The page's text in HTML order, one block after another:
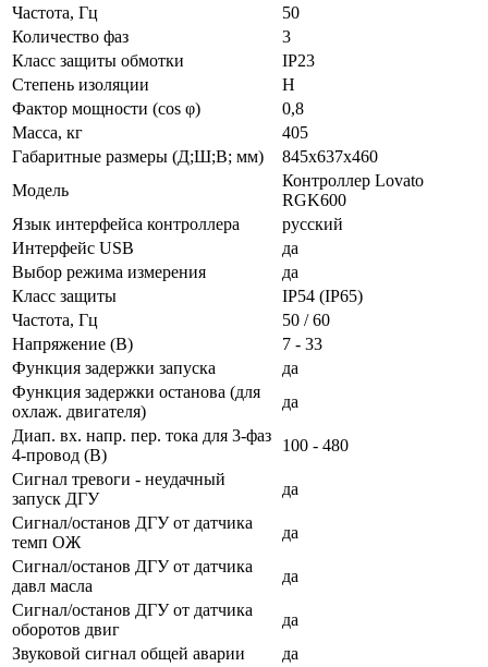
Частота, Гц
50
Количество фаз
3
Класс защиты обмотки
IP23
Степень изоляции
Н
Фактор мощности (cos φ)
0,8
Масса, кг
405
Габаритные размеры (Д;Ш;В; мм)
845х637х460
Модель
Контроллер Lovato
RGK600
Язык интерфейса контроллера
русский
Интерфейс USB
да
Выбор режима измерения
да
Класс защиты
IP54 (IP65)
Частота, Гц
50 / 60
Напряжение (В)
7 - 33
Функция задержки запуска
да
Функция задержки останова (для
охлаж. двигателя)
да
Диап. вх. напр. пер. тока для 3-фаз
4-провод (В)
100 - 480
Сигнал тревоги - неудачный
запуск ДГУ
да
Сигнал/останов ДГУ от датчика
темп ОЖ
да
Сигнал/останов ДГУ от датчика
давл масла
да
Сигнал/останов ДГУ от датчика
оборотов двиг
да
Звуковой сигнал общей аварии
да